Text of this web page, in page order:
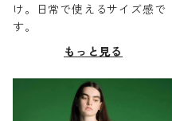
け。日常で使えるサイズ感で
す。
もっと見る